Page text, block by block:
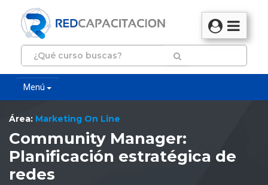
Menú
Área: Marketing On Line
Community Manager:
Planificación estratégica de
redes